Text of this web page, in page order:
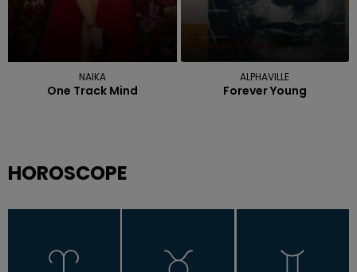
NAIKA
One Track Mind
ALPHAVILLE
Forever Young
HOROSCOPE